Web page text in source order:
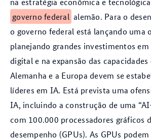
governo federal alemão. Para o
o governo federal está lançando uma
planejando grandes investimentos
digital e na expansão das capacidades
Alemanha e a Europa devem se
líderes em IA. Está prevista uma
IA, incluindo a construção de uma
com 100.000 processadores gráficos
desempenho (GPUs). As GPUs